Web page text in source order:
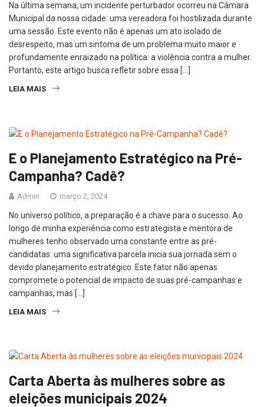
Na última semana, um incidente perturbador ocorreu na Câmara
Municipal da nossa cidade: uma vereadora foi hostilizada durante
uma sessão. Este evento não é apenas um ato isolado de
desrespeito, mas um sintoma de um problema muito maior e
profundamente enraizado na política: a violência contra a mulher.
Portanto, este artigo busca refletir sobre essa […]
LEIA MAIS
E o Planejamento Estratégico na Pré-
Campanha? Cadê?
Admin março 2, 2024
No universo político, a preparação é a chave para o sucesso. Ao
longo de minha experiência como estrategista e mentora de
mulheres tenho observado uma constante entre as pré-
candidatas: uma significativa parcela inicia sua jornada sem o
devido planejamento estratégico. Este fator não apenas
compromete o potencial de impacto de suas pré-campanhas e
campanhas, mas […]
LEIA MAIS
Carta Aberta às mulheres sobre as
eleições municipais 2024